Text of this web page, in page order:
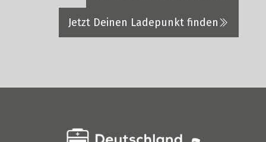
Jetzt Deinen Ladepunkt finden